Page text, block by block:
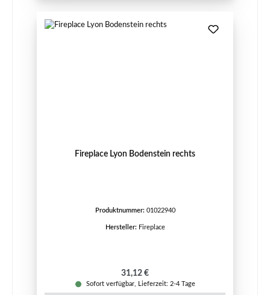
Fireplace Lyon Bodenstein rechts
Produktnummer: 01022940
Hersteller: Fireplace
Regulärer Preis:
31,12 €
Sofort verfügbar, Lieferzeit: 2-4 Tage